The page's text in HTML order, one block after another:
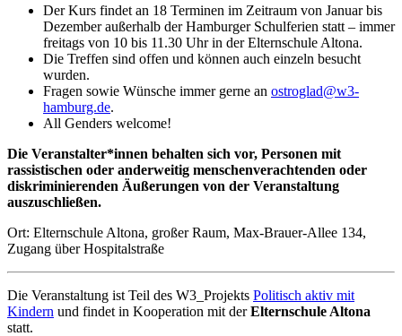
Der Kurs findet an 18 Terminen im Zeitraum von Januar bis
Dezember außerhalb der Hamburger Schulferien statt – immer
freitags von 10 bis 11.30 Uhr in der Elternschule Altona.
Die Treffen sind offen und können auch einzeln besucht
wurden.
Fragen sowie Wünsche immer gerne an ostroglad@w3-
hamburg.de.
All Genders welcome!
Die Veranstalter*innen behalten sich vor, Personen mit
rassistischen oder anderweitig menschenverachtenden oder
diskriminierenden Äußerungen von der Veranstaltung
auszuschließen.
Ort: Elternschule Altona, großer Raum, Max-Brauer-Allee 134,
Zugang über Hospitalstraße
Die Veranstaltung ist Teil des W3_Projekts Politisch aktiv mit
Kindern und findet in Kooperation mit derElternschule Altona
statt.